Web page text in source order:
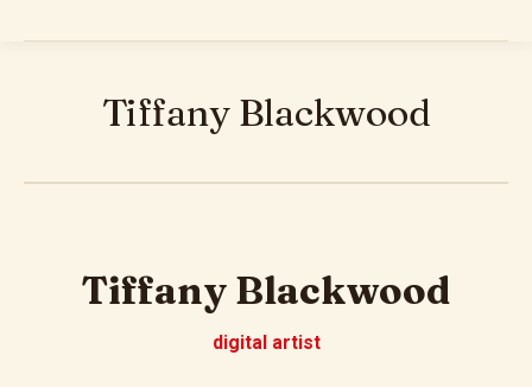
Tiffany Blackwood
Tiffany Blackwood
digital artist